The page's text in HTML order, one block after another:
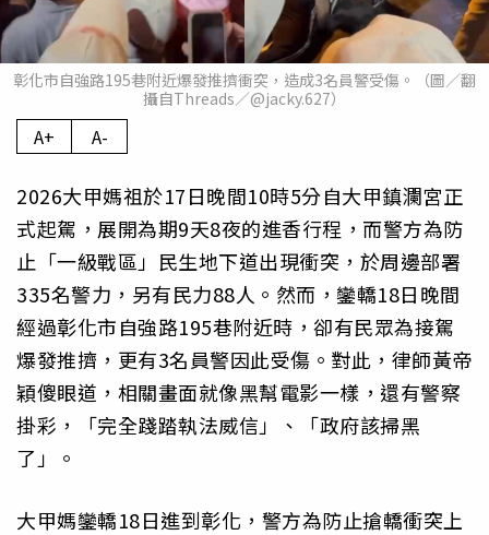
彰化市自強路195巷附近爆發推擠衝突，造成3名員警受傷。（圖／翻
攝自Threads／@jacky.627）
A+ A-
2026大甲媽祖於17日晚間10時5分自大甲鎮瀾宮正
式起駕，展開為期9天8夜的進香行程，而警方為防
止「一級戰區」民生地下道出現衝突，於周邊部署
335名警力，另有民力88人。然而，鑾轎18日晚間
經過彰化市自強路195巷附近時，卻有民眾為接駕
爆發推擠，更有3名員警因此受傷。對此，律師黃帝
穎傻眼道，相關畫面就像黑幫電影一樣，還有警察
掛彩，「完全踐踏執法威信」、「政府該掃黑
了」。
大甲媽鑾轎18日進到彰化，警方為防止搶轎衝突上